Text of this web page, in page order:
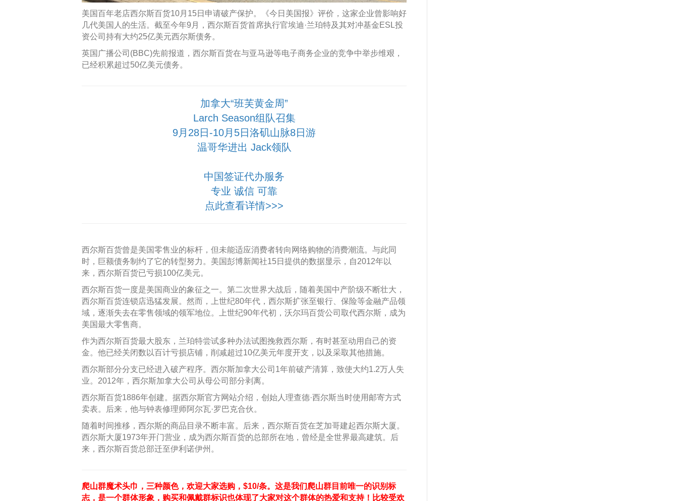
美国百年老店西尔斯百货10月15日申请破产保护。《今日美国报》评价，这家企业曾影响好
几代美国人的生活。截至今年9月，西尔斯百货首席执行官埃迪·兰珀特及其对冲基金ESL投
资公司持有大约25亿美元西尔斯债务。
英国广播公司(BBC)先前报道，西尔斯百货在与亚马逊等电子商务企业的竞争中举步维艰，
已经积累超过50亿美元债务。
加拿大“班芙黄金周”
Larch Season组队召集
9月28日-10月5日洛矶山脉8日游
温哥华进出 Jack领队
中国签证代办服务
专业 诚信 可靠
点此查看详情>>>
西尔斯百货曾是美国零售业的标杆，但未能适应消费者转向网络购物的消费潮流。与此同
时，巨额债务制约了它的转型努力。美国彭博新闻社15日提供的数据显示，自2012年以
来，西尔斯百货已亏损100亿美元。
西尔斯百货一度是美国商业的象征之一。第二次世界大战后，随着美国中产阶级不断壮大，
西尔斯百货连锁店迅猛发展。然而，上世纪80年代，西尔斯扩张至银行、保险等金融产品领
域，逐渐失去在零售领域的领军地位。上世纪90年代初，沃尔玛百货公司取代西尔斯，成为
美国最大零售商。
作为西尔斯百货最大股东，兰珀特尝试多种办法试图挽救西尔斯，有时甚至动用自己的资
金。他已经关闭数以百计亏损店铺，削减超过10亿美元年度开支，以及采取其他措施。
西尔斯部分分支已经进入破产程序。西尔斯加拿大公司1年前破产清算，致使大约1.2万人失
业。2012年，西尔斯加拿大公司从母公司部分剥离。
西尔斯百货1886年创建。据西尔斯官方网站介绍，创始人理查德·西尔斯当时使用邮寄方式
卖表。后来，他与钟表修理师阿尔瓦·罗巴克合伙。
随着时间推移，西尔斯的商品目录不断丰富。后来，西尔斯百货在芝加哥建起西尔斯大厦。
西尔斯大厦1973年开门营业，成为西尔斯百货的总部所在地，曾经是全世界最高建筑。后
来，西尔斯百货总部迁至伊利诺伊州。
爬山群魔术头巾，三种颜色，欢迎大家选购，$10/条。这是我们爬山群目前唯一的识别标
志，是一个群体形象，购买和佩戴群标识也体现了大家对这个群体的热爱和支持！比较受欢